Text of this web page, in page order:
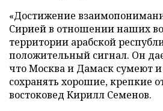
«Достижение
Сирией в отношении наших
территории арабской
положительный сигнал. Он
что Москва и Дамаск сумеют
сохранять хорошие, крепкие
востоковед Кирилл Семенов.